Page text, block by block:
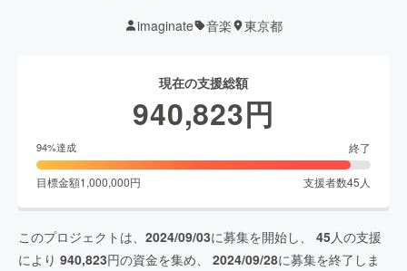
imaginate 音楽 東京都
現在の支援総額
940,823円
94%達成 終了
目標金額1,000,000円 支援者数45 人
このプロジェクトは、 2024/09/03に募集を開始し、 45人の支援
により 940,823円の資金を集め、 2024/09/28に募集を終了しま